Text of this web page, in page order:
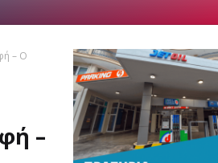
– Ο
–